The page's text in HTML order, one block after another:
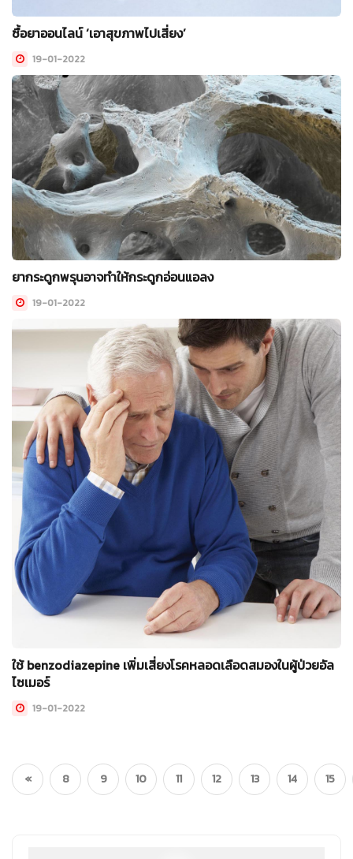
ซื้อยาออนไลน์ ‘เอาสุขภาพไปเสี่ยง’
19-01-2022
ยากระดูกพรุนอาจทำให้กระดูกอ่อนแอลง
19-01-2022
ใช้ benzodiazepine เพิ่มเสี่ยงโรคหลอดเลือดสมองในผู้ป่วยอัล
ไซเมอร์
19-01-2022
« 8 9 10 11 12 13 14 15